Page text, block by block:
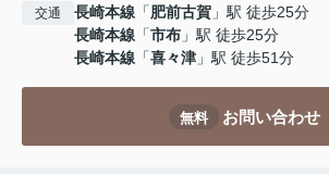
交通 長崎本線 「肥前古賀 」駅 徒歩25分
長崎本線 「市布 」駅 徒歩25分
長崎本線 「喜々津 」駅 徒歩51分
無料 お問い合わせ